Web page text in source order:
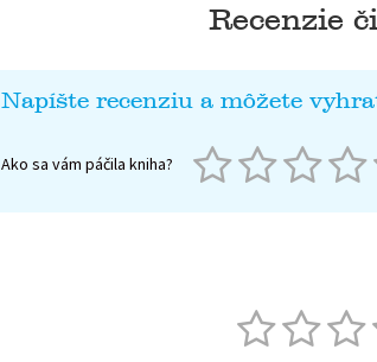
Recenzie
Napíšte recenziu a môžete
Ako sa vám páčila kniha?